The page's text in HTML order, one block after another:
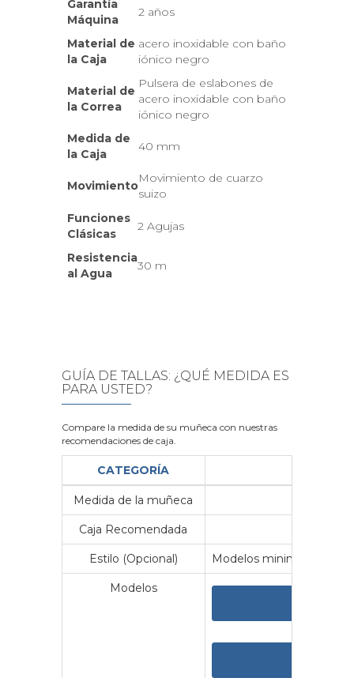
Garantía
Máquina
2 años
Material de
la Caja
acero inoxidable con baño
iónico negro
Material de
la Correa
Pulsera de eslabones de
acero inoxidable con baño
iónico negro
Medida de
la Caja
40 mm
Movimiento
Movimiento de cuarzo
suizo
Funciones
Clásicas
2 Agujas
Resistencia
al Agua
30 m
GUÍA DE TALLAS: ¿QUÉ MEDIDA ES
PARA USTED?
Compare la medida de su muñeca con nuestras
recomendaciones de caja.
CATEGORÍA
Medida de la muñeca
Caja Recomendada
Estilo (Opcional) Modelos minimalistas y
Modelos